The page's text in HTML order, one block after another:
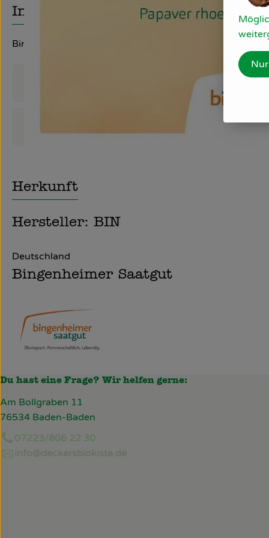
Info
Bingenheimer Saatgut
Herkunft
Hersteller: BIN
Deutschland
Bingenheimer Saatgut
Du hast eine Frage? Wir helfen gerne:
Am Bollgraben 11
76534 Baden-Baden
07223/806 22 30
info@deckersbiokiste.de